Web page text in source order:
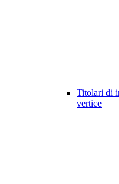
Titolari di
vertice